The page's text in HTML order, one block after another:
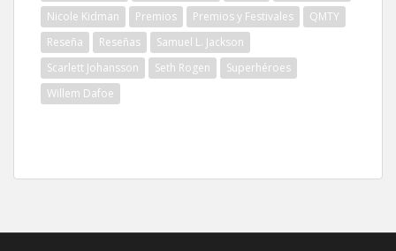
Nicole Kidman
Premios Premios y Festivales
QMTY
Reseña
Reseñas
Samuel L. Jackson
Scarlett Johansson
Seth Rogen
Superhéroes
Willem Dafoe